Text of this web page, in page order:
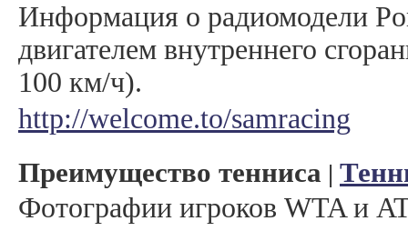
Информация о радиомодели
двигателем внутреннего
100 км/ч).
http://welcome.to/samracing
Преимущество тенниса |
Фотографии игроков WTA и